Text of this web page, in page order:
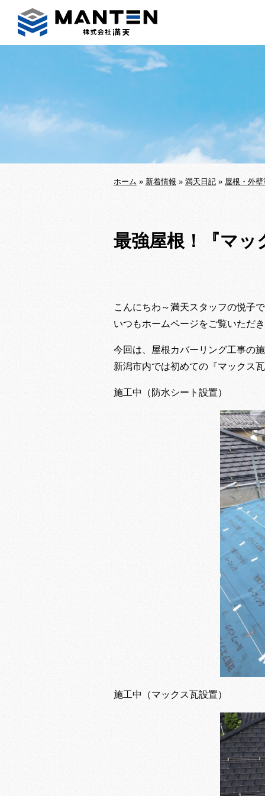
ホーム » 新着情報 » 満天日記 » 屋根・外壁
最強屋根！『マ
こんにちわ～満天スタッフの悦子
いつもホームページをご覧いただ
今回は、屋根カバーリング工事の
新潟市内では初めての『マックス
施工中（防水シート設置）
施工中（マックス瓦設置）